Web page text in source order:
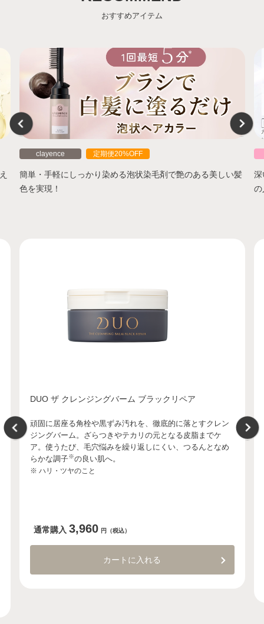
おすすめアイテム
clayence 定期便20%OFF
簡単・手軽にしっかり染める泡状染毛剤で艶のある美しい髪
色を実現！
深
の
DUO ザ クレンジングバーム ブラックリペア
頑固に居座る角栓や黒ずみ汚れを、徹底的に落とすクレン
ジングバーム。ざらつきやテカリの元となる皮脂までケ
ア。使うたび、毛穴悩みを繰り返しにくい、つるんとなめ
らかな調子※の良い肌へ。
※ ハリ・ツヤのこと
通常購入 3,960 円（税込）
カートに入れる